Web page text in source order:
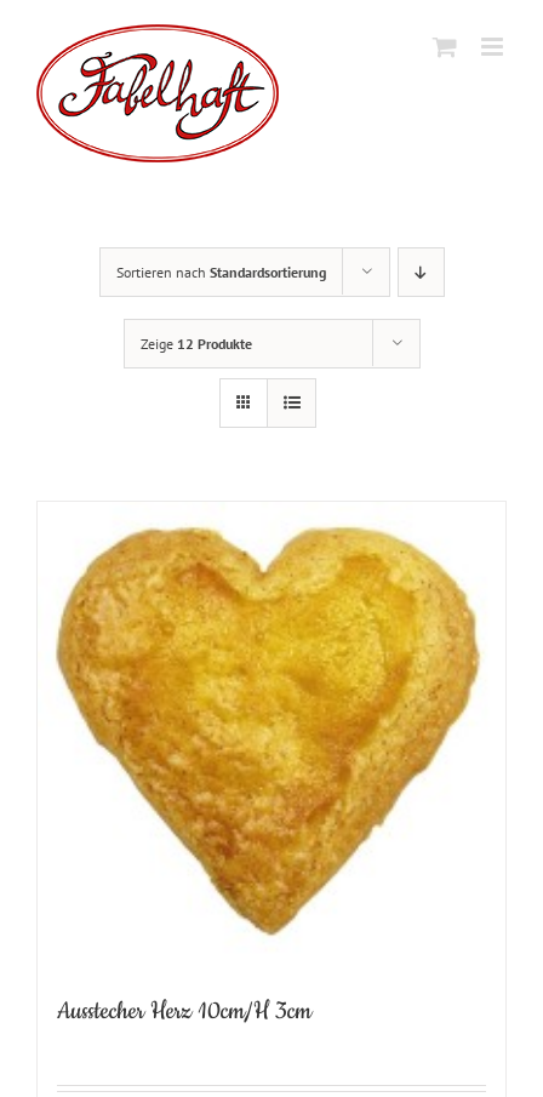
content
Sortieren nach Standardsortierung
Zeige 12 Produkte
Ausstecher Herz 10cm/H 3cm